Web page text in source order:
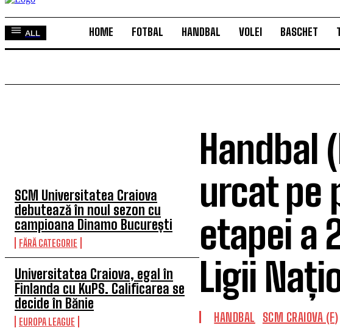
ALL HOME FOTBAL HANDBAL VOLEI BASCHET
SCM Universitatea Craiova
debutează în noul sezon cu
campioana Dinamo București
FĂRĂ CATEGORIE
Universitatea Craiova, egal în
Finlanda cu KuPS. Calificarea se
decide în Bănie
EUROPA LEAGUE
Handbal
urcat pe
etapei a
Ligii
HANDBAL SCM CRAIOVA (F)